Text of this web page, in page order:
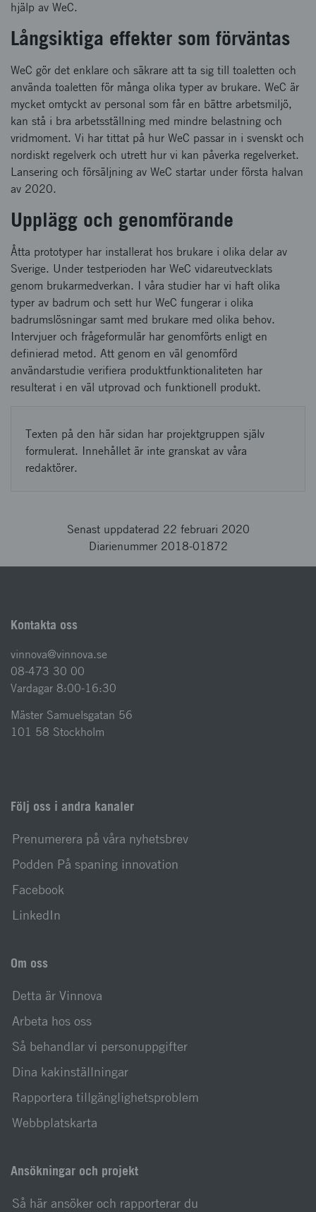
hjälp av WeC.
Långsiktiga effekter som förväntas
WeC gör det enklare och säkrare att ta sig till toaletten och
använda toaletten för många olika typer av brukare. WeC är
mycket omtyckt av personal som får en bättre arbetsmiljö,
kan stå i bra arbetsställning med mindre belastning och
vridmoment. Vi har tittat på hur WeC passar in i svenskt och
nordiskt regelverk och utrett hur vi kan påverka regelverket.
Lansering och försäljning av WeC startar under första halvan
av 2020.
Upplägg och genomförande
Åtta prototyper har installerat hos brukare i olika delar av
Sverige. Under testperioden har WeC vidareutvecklats
genom brukarmedverkan. I våra studier har vi haft olika
typer av badrum och sett hur WeC fungerar i olika
badrumslösningar samt med brukare med olika behov.
Intervjuer och frågeformulär har genomförts enligt en
definierad metod. Att genom en väl genomförd
användarstudie verifiera produktfunktionaliteten har
resulterat i en väl utprovad och funktionell produkt.
Texten på den här sidan har projektgruppen själv
formulerat. Innehållet är inte granskat av våra
redaktörer.
Senast uppdaterad 22 februari 2020
Diarienummer 2018-01872
Kontakta oss
vinnova@vinnova.se
08-473 30 00
Vardagar 8:00-16:30
Mäster Samuelsgatan 56
101 58 Stockholm
Följ oss i andra kanaler
Prenumerera på våra nyhetsbrev
Podden På spaning innovation
Facebook
LinkedIn
Om oss
Detta är Vinnova
Arbeta hos oss
Så behandlar vi personuppgifter
Dina kakinställningar
Rapportera tillgänglighetsproblem
Webbplatskarta
Ansökningar och projekt
Så här ansöker och rapporterar du